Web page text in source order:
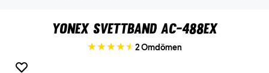
Yonex Svettband AC-488EX
2 Omdömen